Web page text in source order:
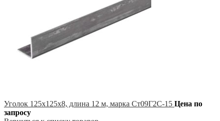
Уголок 125х125х8, длина 12 м, марка Ст09Г2С-15 Цена по
запросу